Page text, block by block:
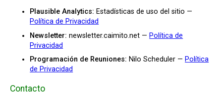
Plausible Analytics: Estadísticas de uso del sitio —
Política de Privacidad
Newsletter: newsletter.caimito.net — Política de
Privacidad
Programación de Reuniones: Nilo Scheduler — Política
de Privacidad
Contacto